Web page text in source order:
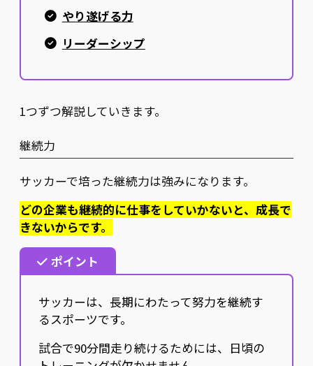
やり遂げる力
リーダーシップ
1つずつ解説していきます。
継続力
サッカーで培った継続力は強みになります。
どの企業も継続的に仕事をしていかないと、成長で
きないからです。
ポイント
サッカーは、長期にわたって努力を継続す
るスポーツです。
試合で90分間走り続けるためには、日頃の